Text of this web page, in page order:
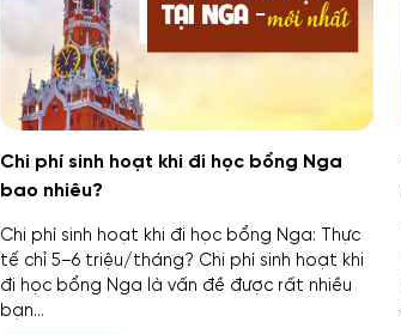
Chi phí sinh hoạt khi đi học bổng Nga
bao nhiêu?
Chi phí sinh hoạt khi đi học bổng Nga: Thực
tế chỉ 5–6 triệu/tháng? Chi phí sinh hoạt khi
đi học bổng Nga là vấn đề được rất nhiều
bạn...